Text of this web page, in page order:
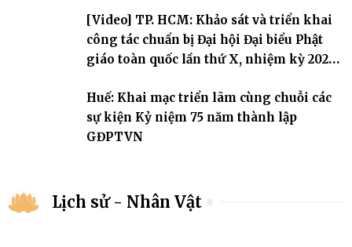
[Video] TP. HCM: Khảo sát và triển khai
công tác chuẩn bị Đại hội Đại biểu Phật
giáo toàn quốc lần thứ X, nhiệm kỳ 2026-
Huế: Khai mạc triển lãm cùng chuỗi các
sự kiện Kỷ niệm 75 năm thành lập
GĐPTVN
Lịch sử - Nhân Vật